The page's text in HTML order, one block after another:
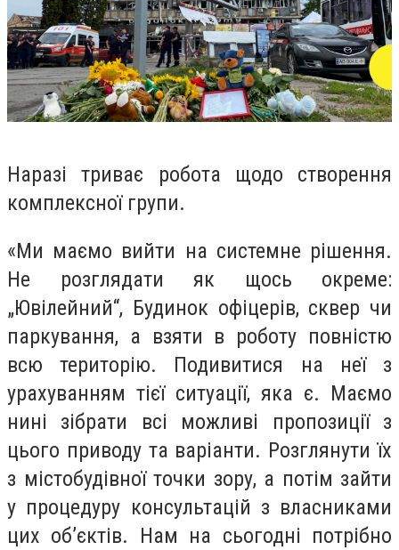
Наразі триває робота щодо створення
комплексної групи.
«Ми маємо вийти на системне рішення.
Не розглядати як щось окреме:
„Ювілейний“, Будинок офіцерів, сквер чи
паркування, а взяти в роботу повністю
всю територію. Подивитися на неї з
урахуванням тієї ситуації, яка є. Маємо
нині зібрати всі можливі пропозиції з
цього приводу та варіанти. Розглянути їх
з містобудівної точки зору, а потім зайти
у процедуру консультацій з власниками
цих об’єктів. Нам на сьогодні потрібно